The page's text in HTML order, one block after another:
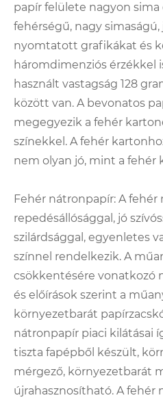
papír felülete nagyon sima
fehérségű, nagy simaságú,
nyomtatott grafikákat és
háromdimenziós érzékkel
használt vastagság 128
között van. A bevonatos
megegyezik a fehér
színekkel. A fehér
nem olyan jó, mint a fehér
Fehér nátronpapír: A
repedésállósággal, jó
szilárdsággal, egyenletes
színnel rendelkezik. A
csökkentésére vonatkozó
és előírások szerint a
környezetbarát
nátronpapír piaci kilátásai
tiszta fapépből készült,
mérgező, környezetbarát
újrahasznosítható. A fehér